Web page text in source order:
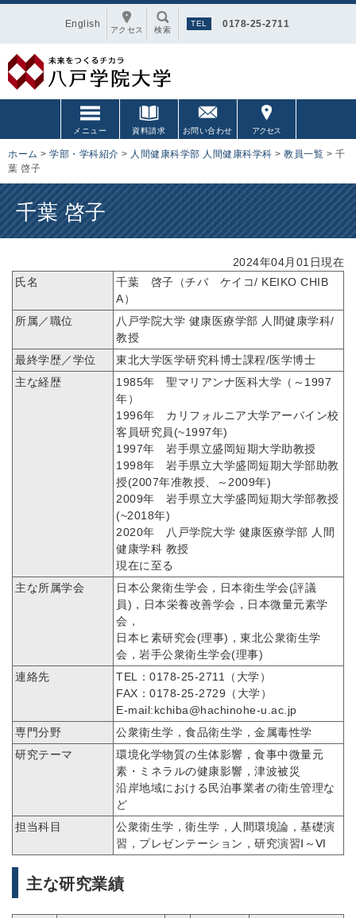
0178-25-2711
検索
English
アクセス
メニュー 資料請求 お問い合わせ アクセス
ホーム > 学部・学科紹介 > 人間健康科学部 人間健康科学科 > 教員一覧 > 千
葉 啓子
千葉 啓子
2024年04月01日現在
氏名
千葉 啓子（チバ ケイコ/ KEIKO CHIB
A）
所属／職位
八戸学院大学 健康医療学部 人間健康学科/
教授
最終学歴／学位
東北大学医学研究科博士課程/医学博士
主な経歴
1985年 聖マリアンナ医科大学（～1997
年）
1996年 カリフォルニア大学アーバイン校
客員研究員(~1997年)
1997年 岩手県立盛岡短期大学助教授
1998年 岩手県立大学盛岡短期大学部助教
授(2007年准教授、～2009年)
2009年 岩手県立大学盛岡短期大学部教授
(~2018年)
2020年 八戸学院大学 健康医療学部 人間
健康学科 教授
現在に至る
主な所属学会
日本公衆衛生学会，日本衛生学会(評議
員)，日本栄養改善学会，日本微量元素学
会，
日本ヒ素研究会(理事)，東北公衆衛生学
会，岩手公衆衛生学会(理事)
連絡先
TEL：0178-25-2711（大学）
FAX：0178-25-2729（大学）
E-mail:kchiba@hachinohe-u.ac.jp
専門分野
公衆衛生学，食品衛生学，金属毒性学
研究テーマ
環境化学物質の生体影響，食事中微量元
素・ミネラルの健康影響，津波被災
沿岸地域における民泊事業者の衛生管理な
ど
担当科目
公衆衛生学，衛生学，人間環境論，基礎演
習，プレゼンテーション，研究演習Ⅰ～Ⅵ
主な研究業績